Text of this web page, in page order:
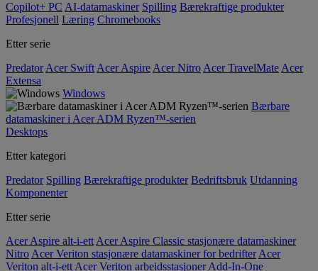
Copilot+ PC AI-datamaskiner Spilling Bærekraftige produkter
Profesjonell Læring Chromebooks
Etter serie
Predator Acer Swift Acer Aspire Acer Nitro Acer TravelMate Acer
Extensa
Windows
Bærbare
datamaskiner i Acer ADM Ryzen™-serien
Desktops
Etter kategori
Predator Spilling Bærekraftige produkter Bedriftsbruk Utdanning
Komponenter
Etter serie
Acer Aspire alt-i-ett Acer Aspire Classic stasjonære datamaskiner
Nitro Acer Veriton stasjonære datamaskiner for bedrifter Acer
Veriton alt-i-ett Acer Veriton arbeidsstasjoner Add-In-One